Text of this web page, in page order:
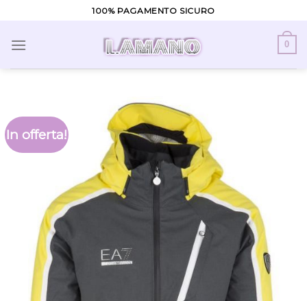
content
100% PAGAMENTO SICURO
0
In offerta!